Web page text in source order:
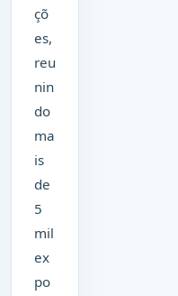
çõ
es,
reu
nin
do
ma
is
de
5
mil
ex
po